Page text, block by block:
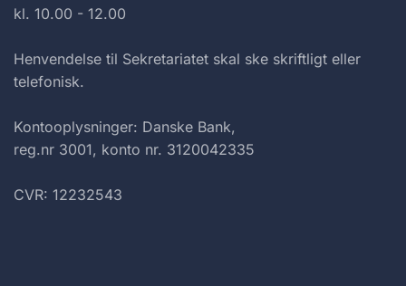
kl. 10.00 - 12.00
Henvendelse til Sekretariatet skal ske skriftligt eller
telefonisk.
Kontooplysninger: Danske Bank,
reg.nr 3001, konto nr. 3120042335
CVR: 12232543